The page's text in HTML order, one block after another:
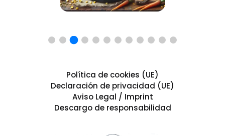
Política de cookies (UE)
Declaración de privacidad (UE)
Aviso Legal / Imprint
Descargo de responsabilidad